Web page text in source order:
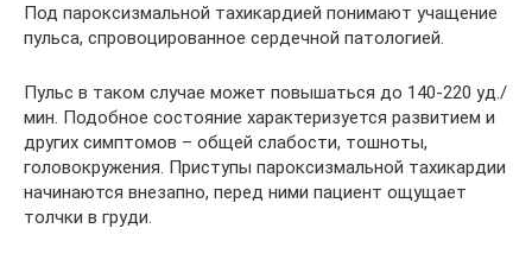
Под пароксизмальной тахикардией понимают учащение
пульса, спровоцированное сердечной патологией.
Пульс в таком случае может повышаться до 140-220 уд./
мин. Подобное состояние характеризуется развитием и
других симптомов – общей слабости, тошноты,
головокружения. Приступы пароксизмальной тахикардии
начинаются внезапно, перед ними пациент ощущает
толчки в груди.